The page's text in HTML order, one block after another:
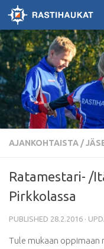
Skip to content
AJANKOHTAISTA /
Ratamestari- /
Pirkkolassa
PUBLISHED 28.2.2016 ·
Tule mukaan